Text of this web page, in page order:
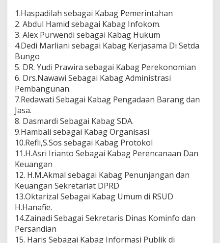
1.Haspadilah sebagai Kabag Pemerintahan
2. Abdul Hamid sebagai Kabag Infokom.
3. Alex Purwendi sebagai Kabag Hukum
4.Dedi Marliani sebagai Kabag Kerjasama Di Setda
Bungo
5. DR. Yudi Prawira sebagai Kabag Perekonomian
6. Drs.Nawawi Sebagai Kabag Administrasi
Pembangunan.
7.Redawati Sebagai Kabag Pengadaan Barang dan
Jasa.
8. Dasmardi Sebagai Kabag SDA.
9.Hambali sebagai Kabag Organisasi
10.Refli,S.Sos sebagai Kabag Protokol
11.H.Asri Irianto Sebagai Kabag Perencanaan Dan
Keuangan
12. H.M.Akmal sebagai Kabag Penunjangan dan
Keuangan Sekretariat DPRD
13.Oktarizal Sebagai Kabag Umum di RSUD
H.Hanafie.
14.Zainadi Sebagai Sekretaris Dinas Kominfo dan
Persandian
15. Haris Sebagai Kabag Informasi Publik di